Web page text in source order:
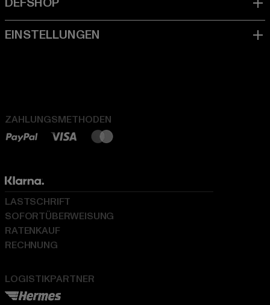
ZAHLUNGSMETHODEN
LOGISTIKPARTNER
LASTSCHRIFT
SOFORTÜBERWEISUNG
RATENKAUF
RECHNUNG